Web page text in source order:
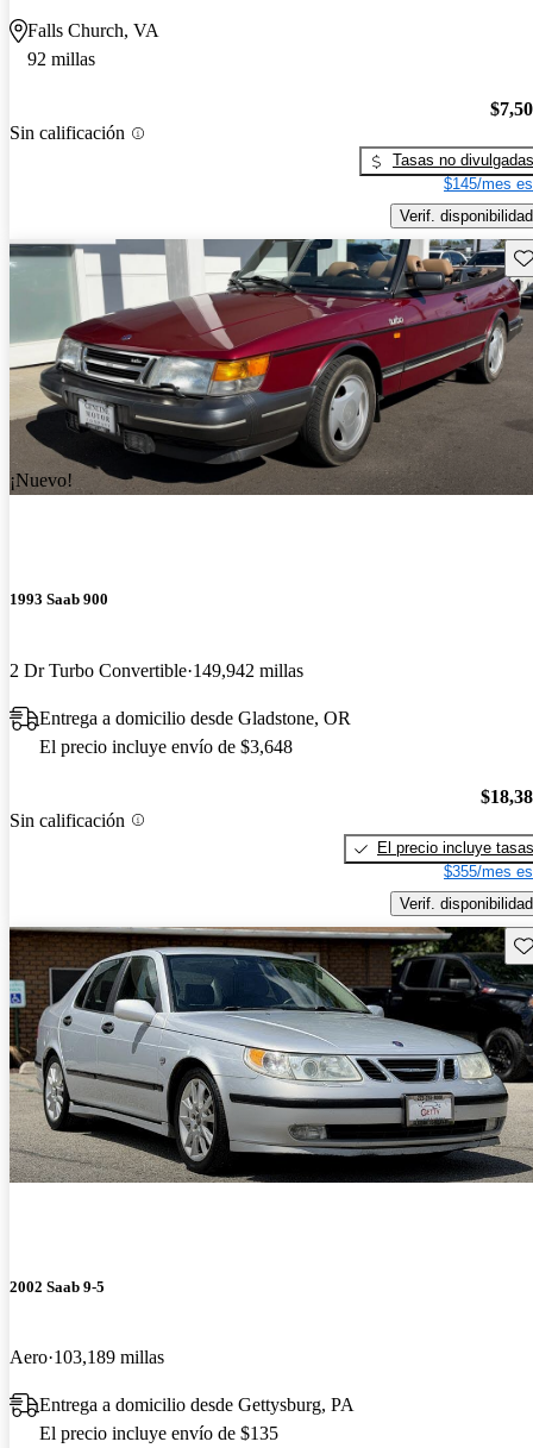
Falls Church, VA
92 millas
Sin calificación
Tasas no divulgadas
$145/mes
Verif. disponibilidad
¡Nuevo!
1993 Saab 900
2 Dr Turbo Convertible 149,942 millas
Entrega a domicilio desde Gladstone, OR
El precio incluye envío de $3,648
Sin calificación
El precio incluye tasas
$355/mes
Verif. disponibilidad
2002 Saab 9-5
Aero 103,189 millas
Entrega a domicilio desde Gettysburg, PA
El precio incluye envío de $135